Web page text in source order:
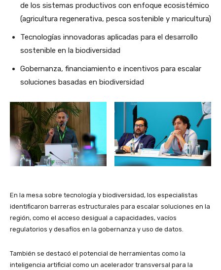
de los sistemas productivos con enfoque ecosistémico
(agricultura regenerativa, pesca sostenible y maricultura)
Tecnologías innovadoras aplicadas para el desarrollo
sostenible en la biodiversidad
Gobernanza, financiamiento e incentivos para escalar
soluciones basadas en biodiversidad
En la mesa sobre tecnología y biodiversidad, los especialistas
identificaron barreras estructurales para escalar soluciones en la
región, como el acceso desigual a capacidades, vacíos
regulatorios y desafíos en la gobernanza y uso de datos.
También se destacó el potencial de herramientas como la
inteligencia artificial como un acelerador transversal para la